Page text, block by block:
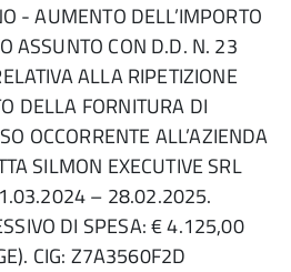
- AUMENTO DELL’IMPORTO
ASSUNTO CON D.D. N. 23
ALLA RIPETIZIONE
DELLA FORNITURA DI
OCCORRENTE ALL’AZIENDA
SILMON EXECUTIVE SRL
– 28.02.2025.
DI SPESA: € 4.125,00
CIG: Z7A3560F2D